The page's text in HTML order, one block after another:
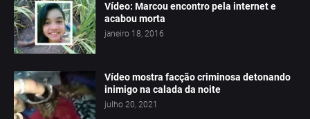
Vídeo: Marcou encontro pela internet e
acabou morta
janeiro 18, 2016
Vídeo mostra facção criminosa detonando
inimigo na calada da noite
julho 20, 2021